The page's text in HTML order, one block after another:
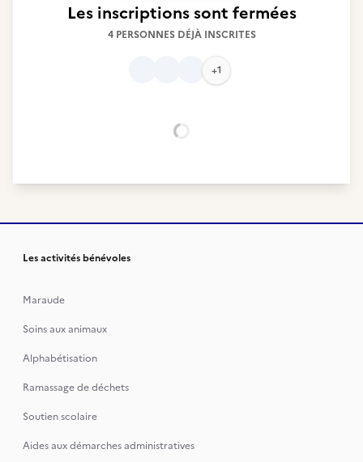
Les inscriptions sont fermées
4 PERSONNES DÉJÀ INSCRITES
+1
Les activités bénévoles
Maraude
Soins aux animaux
Alphabétisation
Ramassage de déchets
Soutien scolaire
Aides aux démarches administratives